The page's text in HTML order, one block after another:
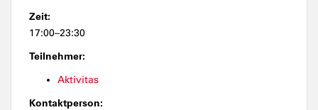
Zeit:
17:00–23:30
Teilnehmer:
Aktivitas
Kontaktperson: